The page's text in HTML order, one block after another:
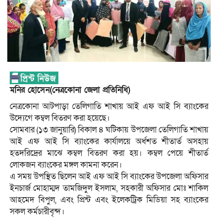
মনির হোসেন(নেত্রকোনা জেলা প্রতিনিধি)
নেত্রকোনা আটপাড়া তেলিগাতি শাখায় আই এফ আই সি ব্যাংকের
উদ্যেগে কম্বল বিতরণ করা হয়েছে।
সোমবার (১৩ জানুয়ারি) বিকাল ৪ ঘটিকায় উপজেলা তেলিগাতি শাখায়
আই এফ আই সি ব্যাংকের কার্যালয়ে অর্ধশত শীতার্ত অসহায়
হতদরিদ্রের মাঝে কম্বল বিতরণ করা হয়। কম্বল পেয়ে শীতার্ত
লোকজন ব্যাংকের মঙ্গল কামনা করেন।
এ সময় উপস্থিত ছিলেন আই এফ আই সি ব্যাংকের উপজেলা অফিসার
ইনচার্জ মোহাম্মদ তামজিদুল ইসলাম, সহকারী অফিসার মোঃ শাকিল
আহমেদ বিপুল, এবং প্রিন্ট এবং ইলেকট্রিক মিডিয়া সহ ব্যাংকের
সকল কর্মচারীবৃন্দ।